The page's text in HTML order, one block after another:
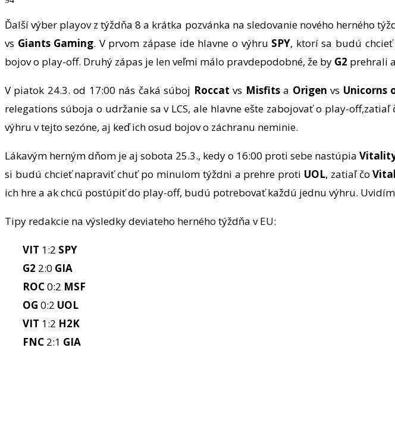
Ďalší výber playov z týždňa 8 a krátka pozvánka na sledovanie nového herného
vs Giants Gaming. V prvom zápase ide hlavne o výhru SPY, ktorí sa budú
bojov o play-off. Druhý zápas je len veľmi málo pravdepodobné, že by G2 prehrali
V piatok 24.3. od 17:00 nás čaká súboj Roccat vs Misfitsa Origen vs Unicorns
relegations súboja o udržanie sa v LCS, ale hlavne ešte zabojovať o play-off,zatiaľ
výhru v tejto sezóne, aj keď ich osud bojov o záchranu neminie.
Lákavým herným dňom je aj sobota 25.3., kedy o 16:00 proti sebe nastúpia
si budú chcieť napraviť chuť po minulom týždni a prehre proti UOL, zatiaľ čo
ich hre a ak chcú postúpiť do play-off, budú potrebovať každú jednu výhru.
Tipy redakcie na výsledky deviateho herného týždňa v EU:
VIT 1:2 SPY
G2 2:0 GIA
ROC0:2 MSF
OG 0:2 UOL
VIT 1:2 H2K
FNC 2:1 GIA